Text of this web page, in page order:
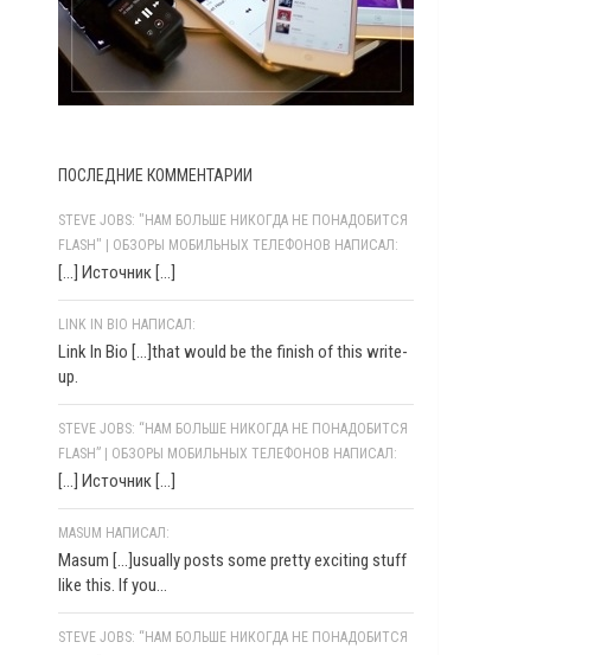
ПОСЛЕДНИЕ КОММЕНТАРИИ
STEVE JOBS: "НАМ БОЛЬШЕ НИКОГДА НЕ ПОНАДОБИТСЯ
FLASH" | ОБЗОРЫ МОБИЛЬНЫХ ТЕЛЕФОНОВ НАПИСАЛ:
[…] Источник […]
LINK IN BIO НАПИСАЛ:
Link In Bio [...]that would be the finish of this write-
up.
STEVE JOBS: “НАМ БОЛЬШЕ НИКОГДА НЕ ПОНАДОБИТСЯ
FLASH” | ОБЗОРЫ МОБИЛЬНЫХ ТЕЛЕФОНОВ НАПИСАЛ:
[…] Источник […]
MASUM НАПИСАЛ:
Masum [...]usually posts some pretty exciting stuff
like this. If you...
STEVE JOBS: “НАМ БОЛЬШЕ НИКОГДА НЕ ПОНАДОБИТСЯ